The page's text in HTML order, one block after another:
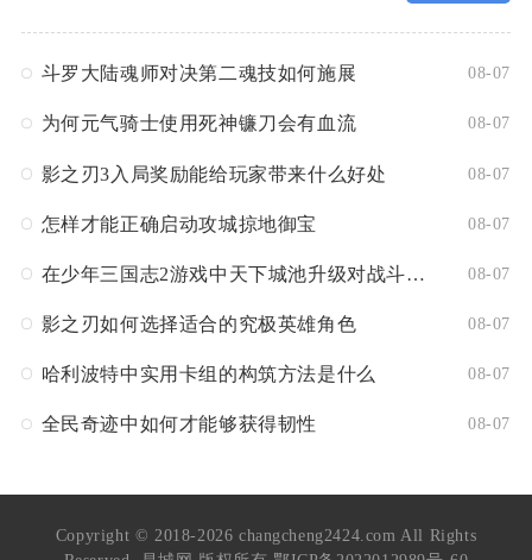
斗罗大陆魂师对决第二魂技如何施展 08-07
为何元气骑士使用死神镰刀会有血流 08-07
影之刃3入局奖励能给玩家带来什么好处 08-07
怎样才能正确启动攻城掠地御宝 08-07
在少年三国志2游戏中天下城池升级对战斗有何影响 08-07
影之刃如何选择适合的究极英雄角色 08-07
哈利波特中实用卡组的构筑方法是什么 08-07
全民奇迹中如何才能够获得韧性 08-07
Copyright © 2018-2026 changcheng2424.com All Rights